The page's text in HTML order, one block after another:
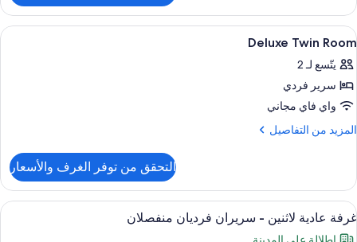
Deluxe
Double
Room
استعراض
جميع
صور
Deluxe
Twin
Room
أغطية فراش متميزة وألحفة محشوة
4
Deluxe Twin Room
يتّسع لـ 2
سرير فردي
واي فاي مجاني
المزيد من التفاصيل
المزيد
Deluxe
Twin
Room
التحقق من توفر الغرف والأسعار
استعراض
جميع
4
غرفة عادية لاثنين - سريران فرديان منفصلان